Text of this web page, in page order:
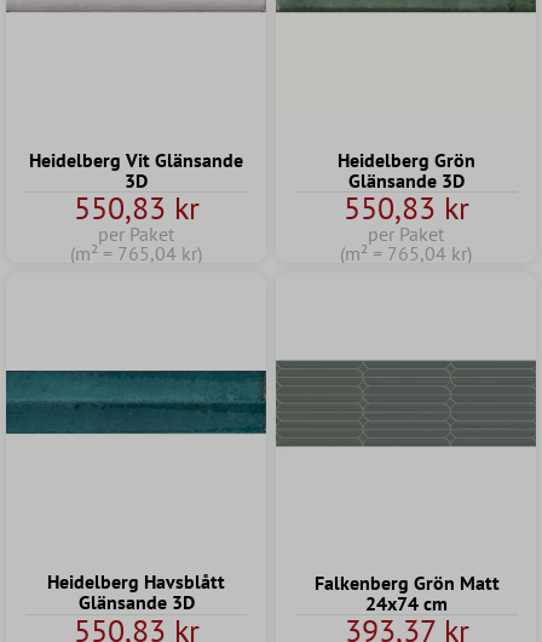
Heidelberg Vit Glänsande
3D
550,83 kr
per Paket
(m² = 765,04 kr)
Heidelberg Grön
Glänsande 3D
550,83 kr
per Paket
(m² = 765,04 kr)
Heidelberg Havsblått
Glänsande 3D
550,83 kr
Falkenberg Grön Matt
24x74 cm
393,37 kr